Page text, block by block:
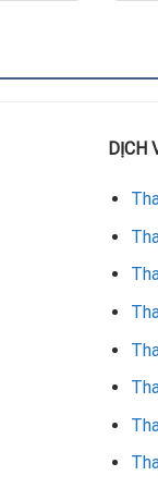
Card
để đảm bảo
DỊCH